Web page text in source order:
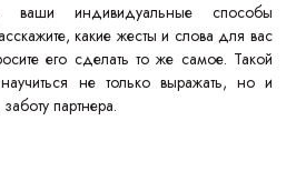
индивидуальные способы
какие жесты и слова для вас
его сделать то же самое. Такой
не только выражать, но и
партнера.